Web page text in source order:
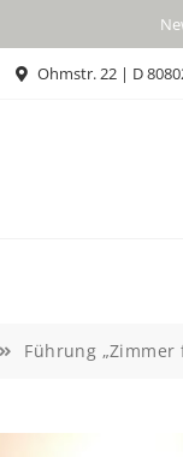
Ohmstr. 22 | D
Führung